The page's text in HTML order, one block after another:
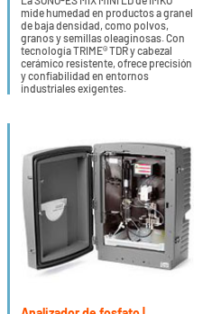
mide humedad en productos a granel
de baja densidad, como polvos,
granos y semillas oleaginosas. Con
tecnología TRIME® TDR y cabezal
cerámico resistente, ofrece precisión
y confiabilidad en entornos
industriales exigentes.